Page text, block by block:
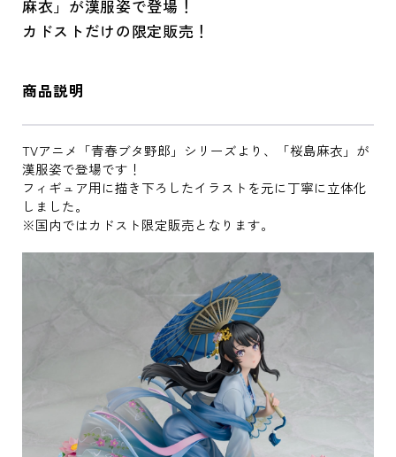
麻衣」が漢服姿で登場！
カドストだけの限定販売！
商品説明
TVアニメ「青春ブタ野郎」シリーズより、「桜島麻衣」が
漢服姿で登場です！
フィギュア用に描き下ろしたイラストを元に丁寧に立体化
しました。
※国内ではカドスト限定販売となります。